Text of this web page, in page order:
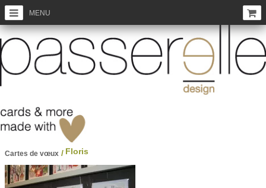
MENU
Cartes de vœux / Floris